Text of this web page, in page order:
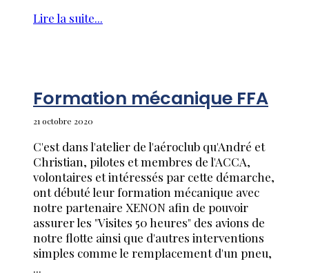
Lire la suite...
Formation mécanique FFA
21 octobre 2020
C'est dans l'atelier de l'aéroclub qu'André et
Christian, pilotes et membres de l'ACCA,
volontaires et intéressés par cette démarche,
ont débuté leur formation mécanique avec
notre partenaire XENON afin de pouvoir
assurer les "Visites 50 heures" des avions de
notre flotte ainsi que d'autres interventions
simples comme le remplacement d'un pneu,
...